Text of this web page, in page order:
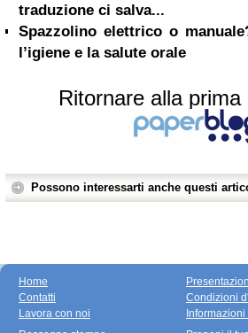
traduzione ci salva...
Spazzolino elettrico o
l’igiene e la salute orale
Ritornare alla prima
Possono interessarti anche questi
Home
Contatti
Lavora con noi
Condizioni